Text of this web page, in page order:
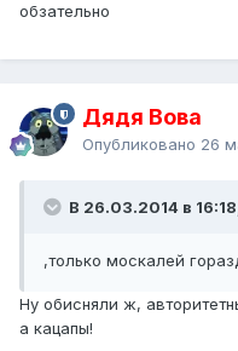
обзательно
Дядя Вова
Опубликовано 26
В 26.03.2014 в
,только москалей
Ну обисняли ж,
а кацапы!